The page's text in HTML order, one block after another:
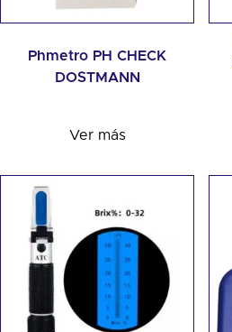
Phmetro PH CHECK
DOSTMANN
Ver más